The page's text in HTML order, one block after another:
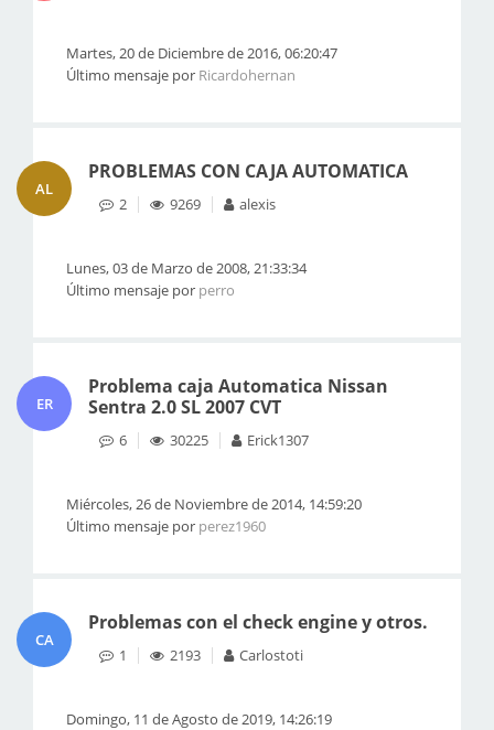
Martes, 20 de Diciembre de 2016, 06:20:47
Último mensaje por Ricardohernan
AL
PROBLEMAS CON CAJA AUTOMATICA
2 9269 alexis
Lunes, 03 de Marzo de 2008, 21:33:34
Último mensaje por perro
ER
Problema caja Automatica Nissan
Sentra 2.0 SL 2007 CVT
6 30225 Erick1307
Miércoles, 26 de Noviembre de 2014, 14:59:20
Último mensaje por perez1960
CA
Problemas con el check engine y otros.
1 2193 Carlostoti
Domingo, 11 de Agosto de 2019, 14:26:19